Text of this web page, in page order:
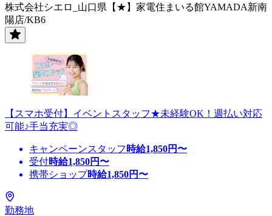
株式会社シエロ_山口県【★】家電住まいる館YAMADA新南
陽店/KB6
【スマホ受付】イベントスタッフ★未経験OK！週払い対応
可能♪手当充実◎
キャンペーンスタッフ 時給1,850円〜
受付時給1,850円〜
携帯ショップ時給1,850円〜
勤務地